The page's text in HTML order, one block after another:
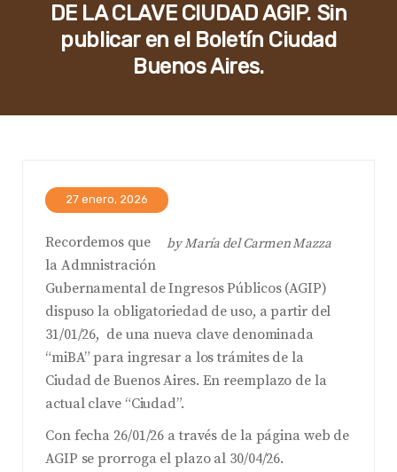
DE LA CLAVE CIUDAD AGIP. Sin
publicar en el Boletín Ciudad
Buenos Aires.
27 enero, 2026
byMaría del Carmen Mazza
Recordemos que
la Admnistración
Gubernamental de Ingresos Públicos (AGIP)
dispuso la obligatoriedad de uso, a partir del
31/01/26, de una nueva clave denominada
“miBA” para ingresar a los trámites de la
Ciudad de Buenos Aires. En reemplazo de la
actual clave “Ciudad”.
Con fecha 26/01/26 a través de la página web de
AGIP se prorroga el plazo al 30/04/26.